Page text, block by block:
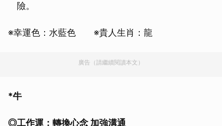
險。
※幸運色：水藍色 ※貴人生肖：龍
廣告（請繼續閱讀本文）
*牛
◎工作運：轉換心念 加強溝通